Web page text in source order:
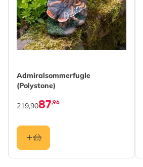
Admiralsommerfugle
(Polystone)
87,96
219,90